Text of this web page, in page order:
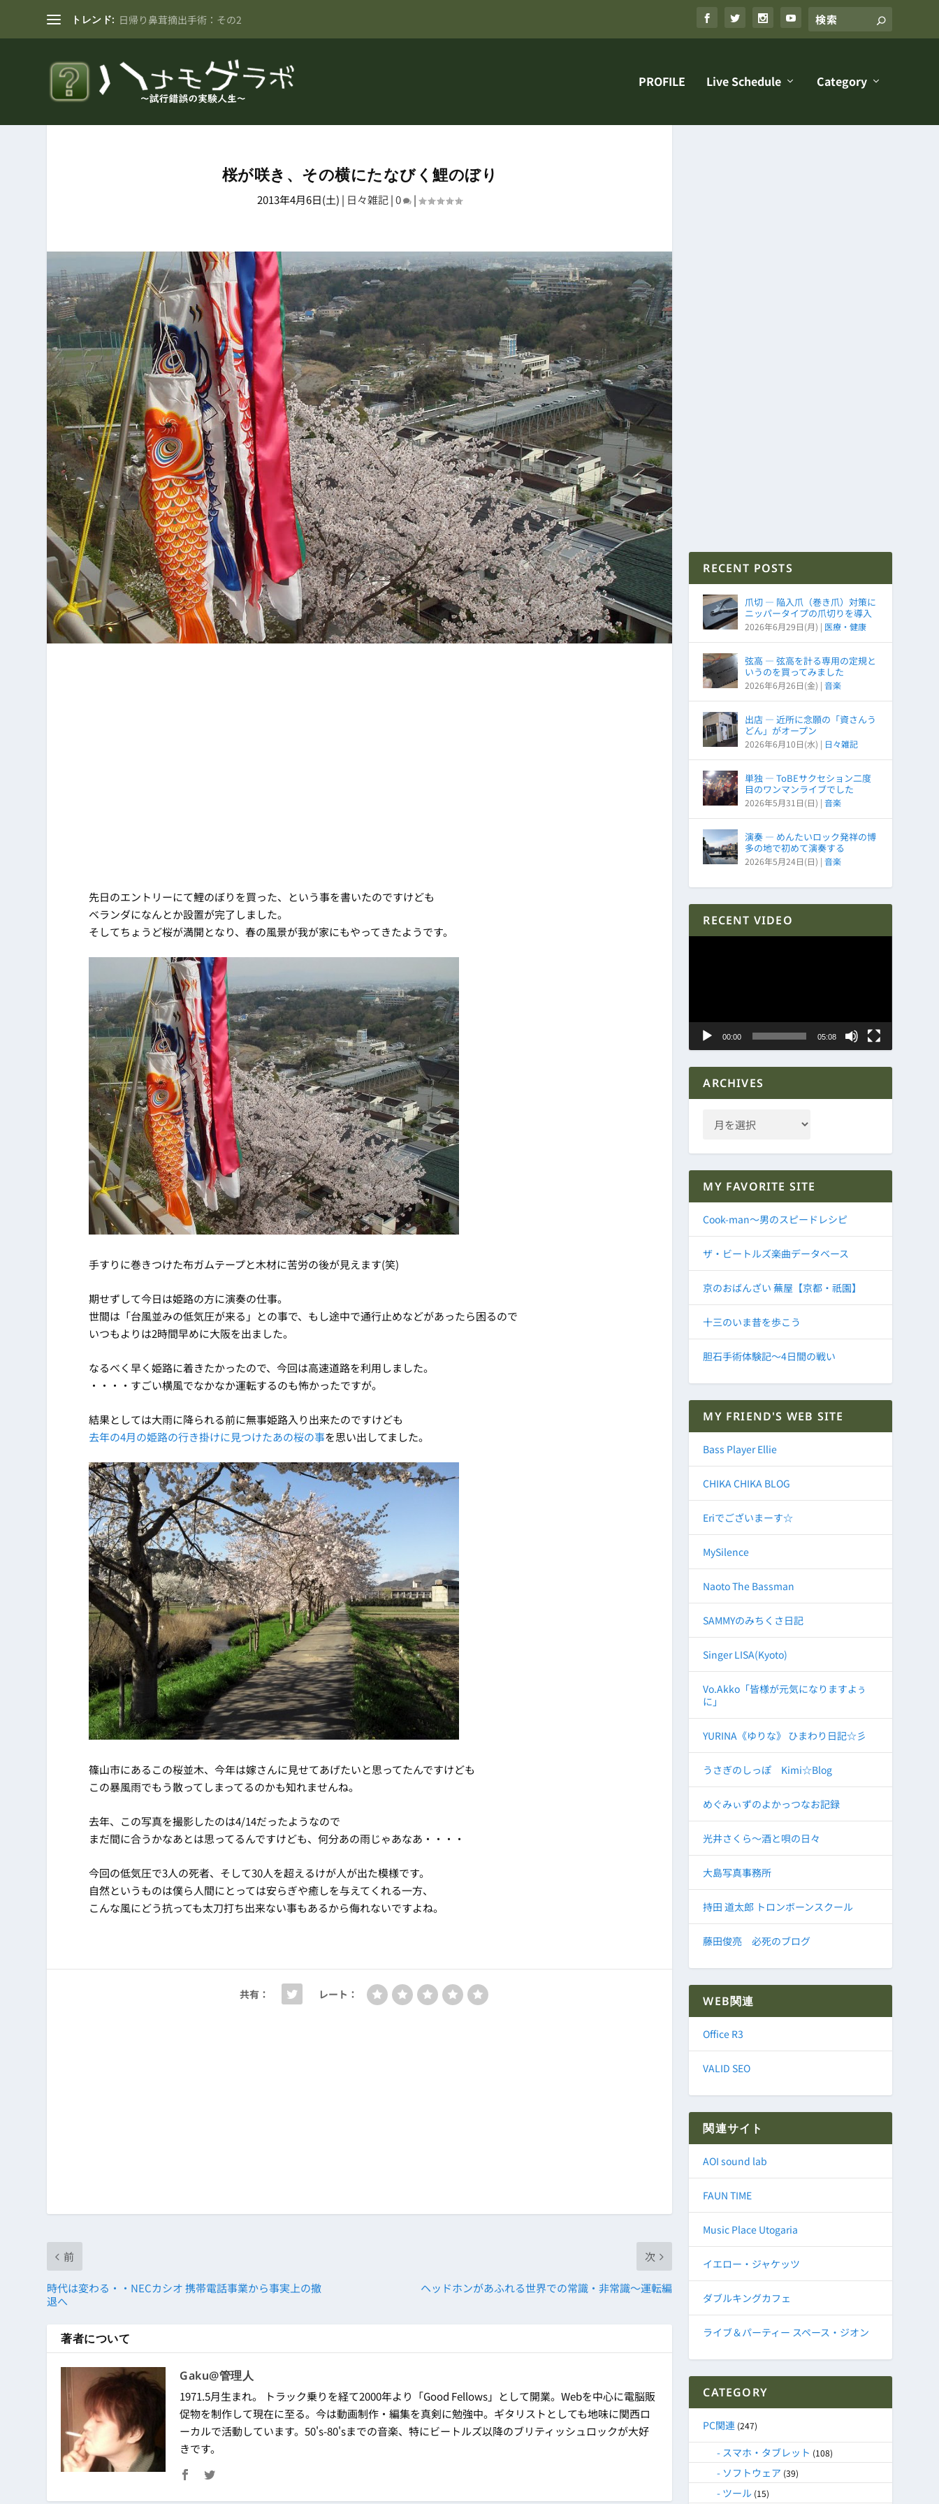
トレンド: 日帰り鼻茸摘出手術：その2
PROFILE Live Schedule Category
桜が咲き、その横にたなびく鯉のぼり
2013年4月6日(土) | 日々雑記|0 |
先日のエントリーにて鯉のぼりを買った、という事を書いたのですけども
ベランダになんとか設置が完了しました。
そしてちょうど桜が満開となり、春の風景が我が家にもやってきたようです。
手すりに巻きつけた布ガムテープと木材に苦労の後が見えます(笑)
期せずして今日は姫路の方に演奏の仕事。
世間は「台風並みの低気圧が来る」との事で、もし途中で通行止めなどがあったら困るので
いつもよりは2時間早めに大阪を出ました。
なるべく早く姫路に着きたかったので、今回は高速道路を利用しました。
・・・・すごい横風でなかなか運転するのも怖かったですが。
結果としては大雨に降られる前に無事姫路入り出来たのですけども
去年の4月の姫路の行き掛けに見つけたあの桜の事を思い出してました。
篠山市にあるこの桜並木、今年は嫁さんに見せてあげたいと思ってたんですけども
この暴風雨でもう散ってしまってるのかも知れませんね。
去年、この写真を撮影したのは4/14だったようなので
まだ間に合うかなあとは思ってるんですけども、何分あの雨じゃあなあ・・・・
今回の低気圧で3人の死者、そして30人を超えるけが人が出た模様です。
自然というものは僕ら人間にとっては安らぎや癒しを与えてくれる一方、
こんな風にどう抗っても太刀打ち出来ない事もあるから侮れないですよね。
共有： レート：
前
時代は変わる・・NECカシオ 携帯電話事業から事実上の撤
退へ
次
ヘッドホンがあふれる世界での常識・非常識～運転編
著者について
Gaku@管理人
1971.5月生まれ。 トラック乗りを経て2000年より「Good Fellows」として開業。Webを中心に電脳販
促物を制作して現在に至る。今は動画制作・編集を真剣に勉強中。ギタリストとしても地味に関西ロ
ーカルで活動しています。50's-80'sまでの音楽、特にビートルズ以降のブリティッシュロックが大好
きです。
RECENT POSTS
爪切 ― 陥入爪（巻き爪）対策に
ニッパータイプの爪切りを導入
2026年6月29日(月) | 医療・健康
弦高 ― 弦高を計る専用の定規と
いうのを買ってみました
2026年6月26日(金) |音楽
出店 ― 近所に念願の「資さんう
どん」がオープン
2026年6月10日(水) | 日々雑記
単独 ― ToBEサクセション二度
目のワンマンライブでした
2026年5月31日(日) |音楽
演奏 ― めんたいロック発祥の博
多の地で初めて演奏する
2026年5月24日(日) |音楽
RECENT VIDEO
ー
00:00 05:08
ARCHIVES
MY FAVORITE SITE
Cook-man～男のスピードレシピ
ザ・ビートルズ楽曲データベース
京のおばんざい 蕪屋【京都・祇園】
十三のいま昔を歩こう
胆石手術体験記～4日間の戦い
MY FRIEND'S WEB SITE
Bass Player Ellie
CHIKA CHIKA BLOG
Eriでございまーす☆
MySilence
Naoto The Bassman
SAMMYのみちくさ日記
Singer LISA(Kyoto)
Vo.Akko「皆様が元気になりますよぅ
に」
YURINA《ゆりな》 ひまわり日記☆彡
うさぎのしっぽ Kimi☆Blog
めぐみぃずのよかっつなお記録
光井さくら～酒と唄の日々
大島写真事務所
持田 道太郎 トロンボーンスクール
藤田俊亮 必死のブログ
WEB関連
Office R3
VALID SEO
関連サイト
AOI sound lab
FAUN TIME
Music Place Utogaria
イエロー・ジャケッツ
ダブルキングカフェ
ライブ＆パーティー スペース・ジオン
CATEGORY
PC関連 (247)
スマホ・タブレット (108)
ソフトウェア (39)
ツール (15)